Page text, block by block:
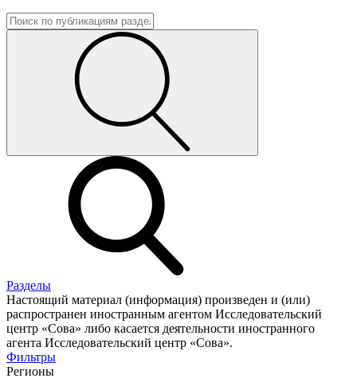
Разделы
Настоящий материал (информация) произведен и (или)
распространен иностранным агентом Исследовательский
центр «Сова» либо касается деятельности иностранного
агента Исследовательский центр «Сова».
Фильтры
Регионы